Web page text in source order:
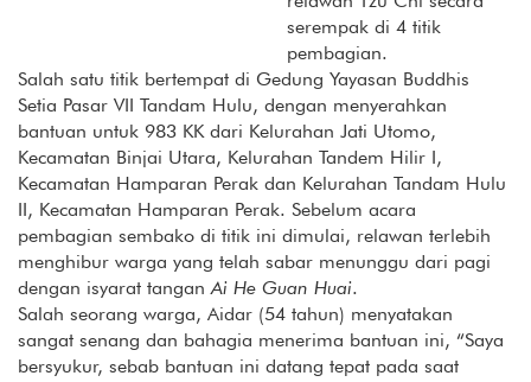
serempak di 4 titik
pembagian.
Salah satu titik bertempat di Gedung Yayasan Buddhis
Setia Pasar VII Tandam Hulu, dengan menyerahkan
bantuan untuk 983 KK dari Kelurahan Jati Utomo,
Kecamatan Binjai Utara, Kelurahan Tandem Hilir I,
Kecamatan Hamparan Perak dan Kelurahan Tandam Hulu
II, Kecamatan Hamparan Perak. Sebelum acara
pembagian sembako di titik ini dimulai, relawan terlebih
menghibur warga yang telah sabar menunggu dari pagi
dengan isyarat tanganAi He Guan Huai.
Salah seorang warga, Aidar (54 tahun) menyatakan
sangat senang dan bahagia menerima bantuan ini, “Saya
bersyukur, sebab bantuan ini datang tepat pada saat